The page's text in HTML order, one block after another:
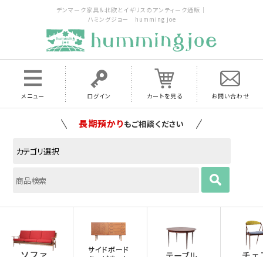
デンマーク家具＆北欧とイギリスのアンティーク通販｜
ハミングジョー humming joe
メニュー ログイン カートを見る お問い合わせ
家具の配送料は全国当店で負担いたします